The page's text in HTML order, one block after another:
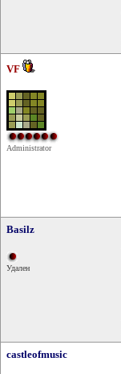
VF
Administrator
Basilz
Удален
castleofmusic